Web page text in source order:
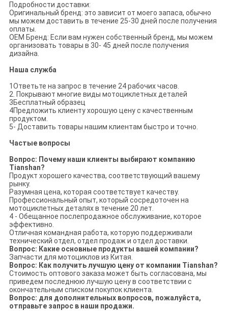
Подробности доставки:
Оригинальный бренд: это зависит от моего запаса, обычно
мы можем доставить в течение 25-30 дней после получения
оплаты.
OEM Бренд: Если вам нужен собственный бренд, мы можем
организовать товары в 30- 45 дней после получения
дизайна.
Наша служба
1Ответьте на запрос в течение 24 рабочих часов.
2. Покрывают многие виды мотоциклетных деталей
3Бесплатный образец
4Предложить клиенту хорошую цену с качественным
продуктом.
5- Доставить товары нашим клиентам быстро и точно.
Частые вопросы
Вопрос: Почему наши клиенты выбирают компанию
Tianshan?
Продукт хорошего качества, соответствующий вашему
рынку.
Разумная цена, которая соответствует качеству.
Профессиональный опыт, который сосредоточен на
мотоциклетных деталях в течение 20 лет.
4 - Обещанное послепродажное обслуживание, которое
эффективно.
Отличная командная работа, которую поддерживали
технический отдел, отдел продаж и отдел доставки.
Вопрос: Какие основные продукты вашей компании?
Запчасти для мотоциклов из Китая.
Вопрос: Как получить лучшую цену от компании Tianshan?
Стоимость оптового заказа может быть согласована, мы
приведем последнюю лучшую цену в соответствии с
окончательным списком покупок клиента.
Вопрос: для дополнительных вопросов, пожалуйста,
отправьте запрос в наши продажи.